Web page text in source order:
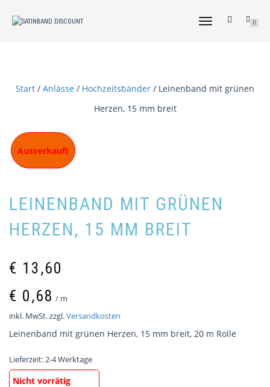
NAVIGATION
0
Start / Anlässe / Hochzeitsbänder / Leinenband mit grünen
Herzen, 15 mm breit
Ausverkauft
LEINENBAND MIT GRÜNEN
HERZEN, 15 MM BREIT
€ 13,60
€ 0,68 / m
inkl. MwSt.zzgl.Versandkosten
Leinenband mit grünen Herzen, 15 mm breit, 20 m Rolle
Lieferzeit:2-4 Werktage
Nicht vorrätig